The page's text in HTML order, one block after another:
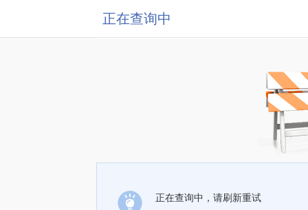
正在查询中
正在查询中，请刷新重试